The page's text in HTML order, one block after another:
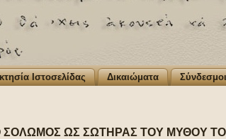
Ιστοσελίδας Δικαιώματα Σύνδεσμοι
ΣΟΛΩΜΟΣ ΩΣ ΣΩΤΗΡΑΣ ΤΟΥ ΜΥΘΟΥ